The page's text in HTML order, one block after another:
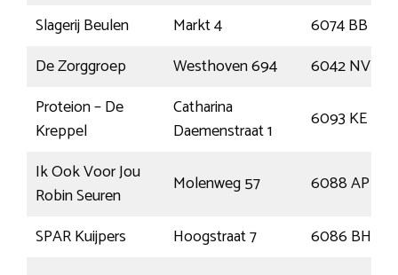
Slagerij Beulen
Markt 4
6074 BB
De Zorggroep
Westhoven 694
6042 NV
Proteion – De
Kreppel
Catharina
Daemenstraat 1
6093 KE
Ik Ook Voor Jou
Robin Seuren
Molenweg 57
6088 AP
SPAR Kuijpers
Hoogstraat 7
6086 BH